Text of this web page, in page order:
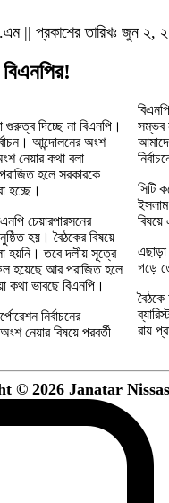
|| প্রকাশের তারিখঃ জুন ২,
বিএনপির!
গুরুত্ব দিচ্ছে না বিএনপি।
আন্দোলনের অংশ
নেয়ার কথা বলা
হলে সরকারকে
হচ্ছে।
চেয়ারপারসনের
হয়। বৈঠকের বিষয়ে
হয়নি। তবে দলীয় সূত্রে
হয়েছে আর পরাজিত হলে
কথা ভাবছে বিএনপি।
নির্বাচনের
নেয়ার বিষয়ে পরবর্তী
সম্ভব
সিটি
ইসলাম
বিষয়ে
গড়ে
রায়
© 2026 Janatar